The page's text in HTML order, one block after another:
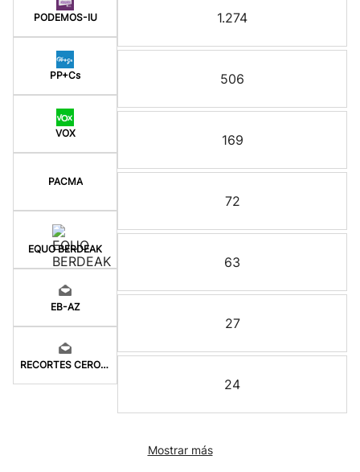
PODEMOS-IU
PP+Cs
VOX
PACMA
EQUO BERDEAK
EB-AZ
RECORTES CERO-LV-M
1.274
506
169
72
63
27
24
Mostrar más